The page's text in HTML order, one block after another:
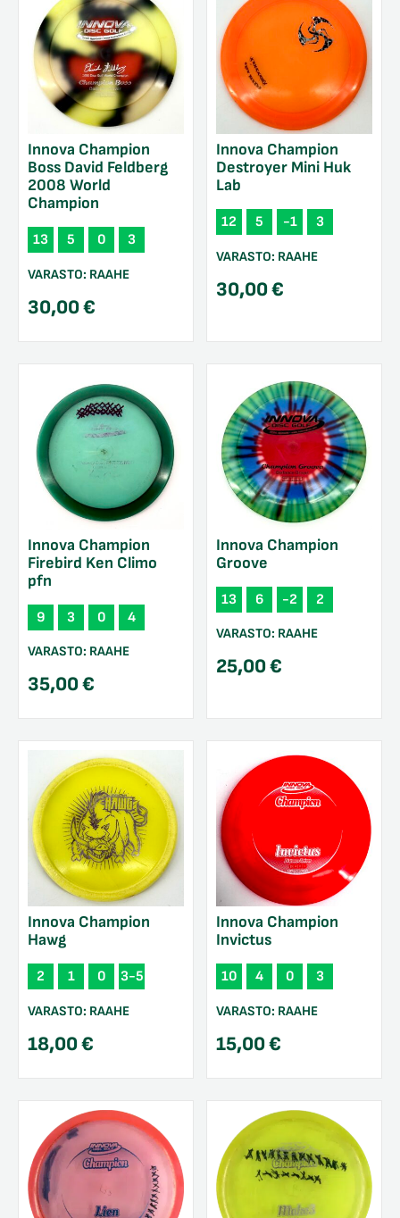
Innova Champion
Boss David Feldberg
2008 World
Champion
13 5 0 3
VARASTO: RAAHE
30,00€
Innova Champion
Destroyer Mini Huk
Lab
12 5 -1 3
VARASTO: RAAHE
30,00€
Innova Champion
Firebird Ken Climo
pfn
9 3 0 4
VARASTO: RAAHE
35,00€
Innova Champion
Groove
13 6 -2 2
VARASTO: RAAHE
25,00€
Innova Champion
Hawg
2 1 0 3-5
VARASTO: RAAHE
18,00€
Innova Champion
Invictus
10 4 0 3
VARASTO: RAAHE
15,00€